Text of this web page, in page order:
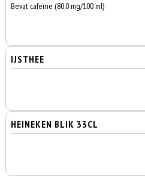
Bevat cafeïne (80,0 mg/100 ml)
IJSTHEE
HEINEKEN BLIK 33CL